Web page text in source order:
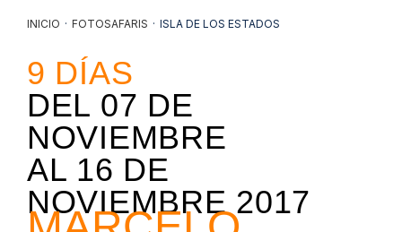
INICIO · FOTOSAFARIS · ISLA DE LOS ESTADOS
9 DÍAS
DEL 07 DE
NOVIEMBRE
AL 16 DE
NOVIEMBRE 2017